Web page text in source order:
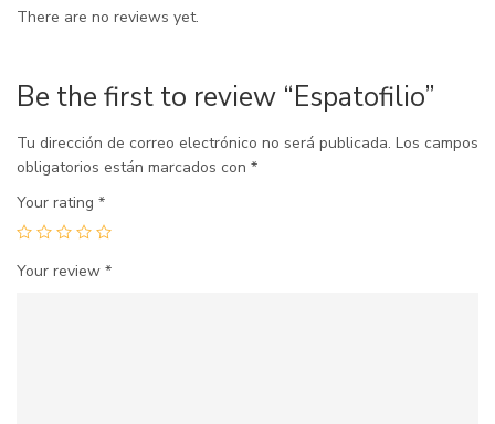
There are no reviews yet.
Be the first to review “Espatofilio”
Tu dirección de correo electrónico no será publicada. Los campos
obligatorios están marcados con *
Your rating *
Your review *